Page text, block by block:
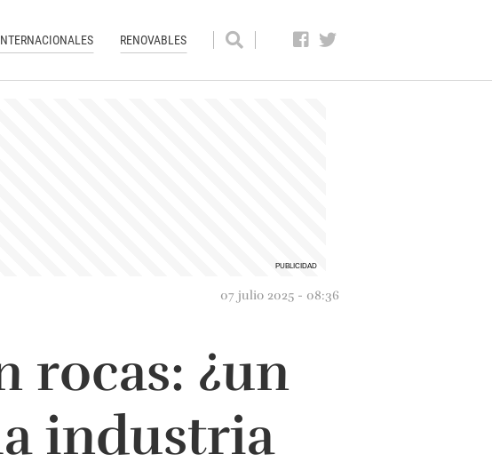
RENOVABLES
07 julio 2025 - 08:36
rocas: ¿un
industria